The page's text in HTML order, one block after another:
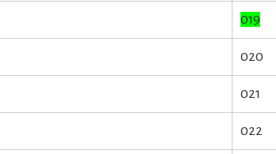
019
020
021
022